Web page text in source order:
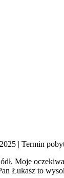
| Termin
Moje
Łukasz to